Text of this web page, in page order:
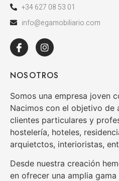
+34 627 08 53 01
info@egamobiliario.com
NOSOTROS
Somos una empresa joven
Nacimos con el objetivo de
clientes particulares y
hostelería, hoteles,
arquietctos, interioristas,
Desde nuestra creación
en ofrecer una amplia